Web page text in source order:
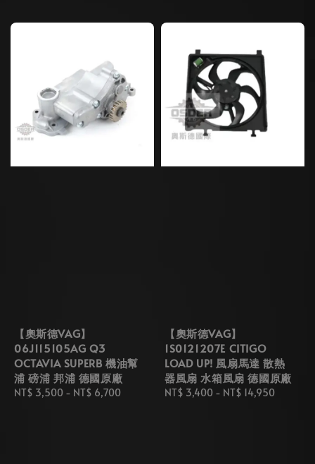
【奧斯德VAG】
06J115105AG Q3
OCTAVIA SUPERB 機油幫
浦 磅浦 邦浦 德國原廠
Regular
NT$ 3,500 - NT$ 6,700
【奧斯德VAG】
1S0121207E CITIGO
LOAD UP! 風扇馬達 散熱
器風扇 水箱風扇 德國原廠
Regular
NT$ 3,400 - NT$ 14,950